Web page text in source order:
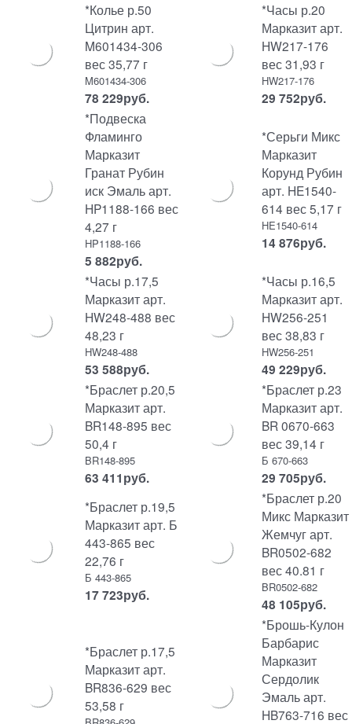
*Колье р.50
Цитрин арт.
M601434-306
вес 35,77 г
M601434-306
78 229руб.
*Часы р.20
Марказит арт.
HW217-176
вес 31,93 г
HW217-176
29 752руб.
*Подвеска
Фламинго
Марказит
Гранат Рубин
иск Эмаль арт.
HP1188-166 вес
4,27 г
HP1188-166
5 882руб.
*Серьги Микс
Марказит
Корунд Рубин
арт. HE1540-
614 вес 5,17 г
HE1540-614
14 876руб.
*Часы р.17,5
Марказит арт.
HW248-488 вес
48,23 г
HW248-488
53 588руб.
*Часы р.16,5
Марказит арт.
HW256-251
вес 38,83 г
HW256-251
49 229руб.
*Браслет р.20,5
Марказит арт.
BR148-895 вес
50,4 г
BR148-895
63 411руб.
*Браслет р.23
Марказит арт.
BR 0670-663
вес 39,14 г
Б 670-663
29 705руб.
*Браслет р.19,5
Марказит арт. Б
443-865 вес
22,76 г
Б 443-865
17 723руб.
*Браслет р.20
Микс Марказит
Жемчуг арт.
BR0502-682
вес 40.81 г
BR0502-682
48 105руб.
*Браслет р.17,5
Марказит арт.
BR836-629 вес
53,58 г
*Брошь-Кулон
Барбарис
Марказит
Сердолик
Эмаль арт.
HB763-716 вес